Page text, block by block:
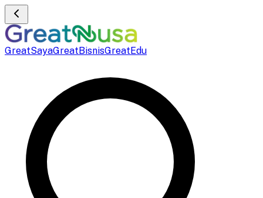
GreatSayaGreatBisnisGreatEdu